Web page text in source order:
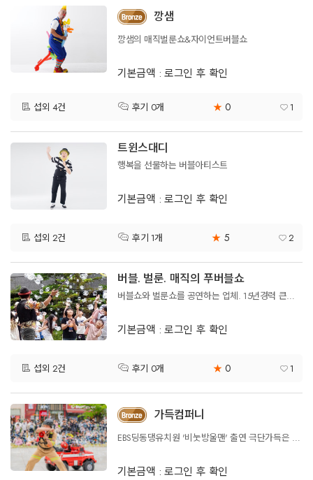
깡샘
깡샘의 매직벌룬쇼&자이언트버블쇼
기본금액 : 로그인 후 확인
섭외 4건 후기 0개 ★ 0 1
트윈스대디
행복을 선물하는 버블아티스트
기본금액 : 로그인 후 확인
섭외 2건 후기 1개 ★ 5 2
버블. 벌룬. 매직의 푸버블쇼
버블쇼와 벌룬쇼를 공연하는 업체. 15년경력 큰무대다수경험 풍선쇼 버블쇼. 약간의 매직까지
기본금액 : 로그인 후 확인
섭외 2건 후기 0개 ★ 0 1
가득컴퍼니
EBS딩동댕유치원 '비눗방울맨' 출연 극단가득은 인증된 전문 공연자로 마임, 마술, 버블 퍼포먼스를 결합해 창의적인 스토리와 감동을 전하는 공연 예술 단체입니다.
기본금액 : 로그인 후 확인